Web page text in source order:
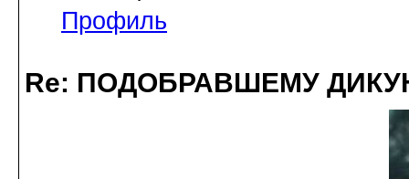
Профиль
Re: ПОДОБРАВШЕМУ